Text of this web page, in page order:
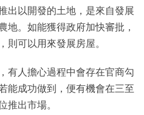
出以開發的土地，是來自發展
地。如能獲得政府加快審批，
則可以用來發展房屋。
有人擔心過程中會存在官商勾
能成功做到，便有機會在三至
推出市場。